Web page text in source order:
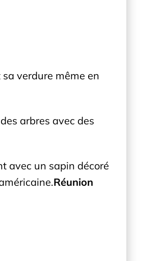
verdure même en
arbres avec des
avec un sapin décoré
Réunion